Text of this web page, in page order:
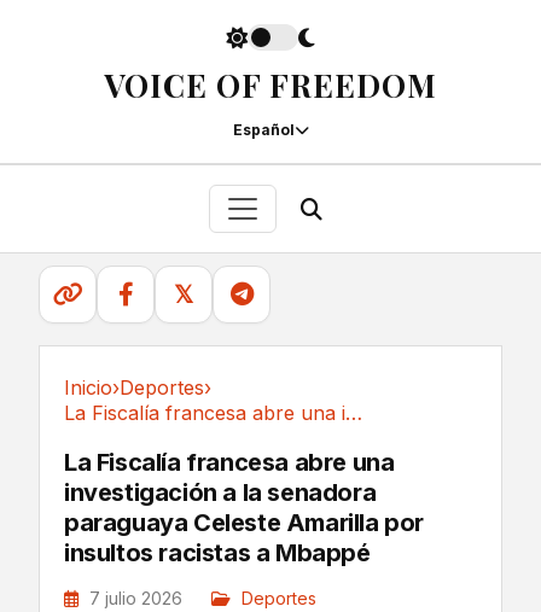
VOICE OF FREEDOM
Español
𝕏
Inicio›Deportes›
La Fiscalía francesa abre una investigación a...
La Fiscalía francesa abre una
investigación a la senadora
paraguaya Celeste Amarilla por
insultos racistas a Mbappé
7 julio 2026 Deportes